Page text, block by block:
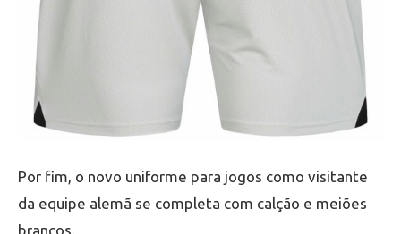
Por fim, o novo uniforme para jogos como visitante
da equipe alemã se completa com calção e meiões
brancos.